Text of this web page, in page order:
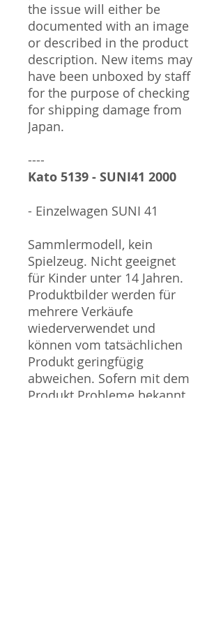
the issue will either be
documented with an image
or described in the product
description. New items may
have been unboxed by staff
for the purpose of checking
for shipping damage from
Japan.
----
Kato 5139 - SUNI41 2000
- Einzelwagen SUNI 41
Sammlermodell, kein
Spielzeug. Nicht geeignet
für Kinder unter 14 Jahren.
Produktbilder werden für
mehrere Verkäufe
wiederverwendet und
können vom tatsächlichen
Produkt geringfügig
abweichen. Sofern mit dem
Produkt Probleme bekannt